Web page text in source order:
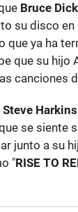
Bruce
su disco en
que ya ha
que su hijo
canciones
Steve Harkins
se siente
junto a su
"RISE TO